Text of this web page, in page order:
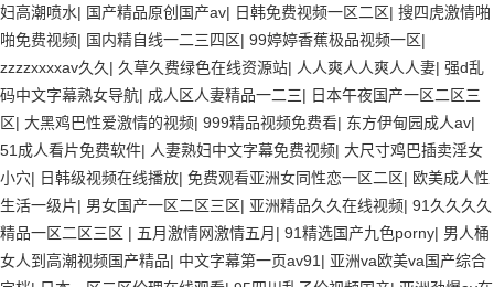
妇高潮喷水| 国产精品原创国产av| 日韩免费视频一区二区| 搜四虎激情啪
啪免费视频| 国内精自线一二三四区| 99婷婷香蕉极品视频一区|
zzzzxxxxav久久 | 久草久费绿色在线资源站| 人人爽人人爽人人妻| 强d乱
码中文字幕熟女导航| 成人区人妻精品一二三| 日本午夜国产一区二区三
区| 大黑鸡巴性爱激情的视频| 999精品视频免费看| 东方伊甸园成人av|
51成人看片免费软件| 人妻熟妇中文字幕免费视频| 大尺寸鸡巴插卖淫女
小穴| 日韩级视频在线播放| 免费观看亚洲女同性恋一区二区| 欧美成人性
生活一级片| 男女国产一区二区三区| 亚洲精品久久在线视频| 91久久久久
精品一区二区三区 | 五月激情网激情五月 | 91精选国产九色porny| 男人桶
女人到高潮视频国产精品| 中文字幕第一页av91 | 亚洲va欧美va国产综合